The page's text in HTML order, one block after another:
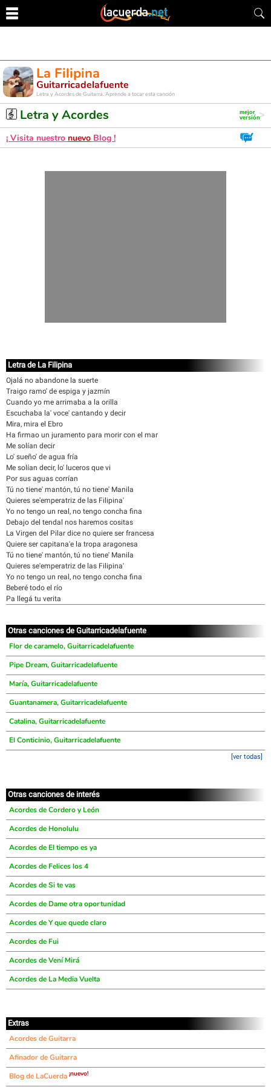
La Filipina
Guitarricadelafuente
Letra y Acordes de Guitarra. Aprende a tocar esta canción
Letra y Acordes
¡ Visita nuestro nuevo Blog !
Letra de La Filipina
Ojalá no abandone la suerte
Traigo ramo' de espiga y jazmín
Cuando yo me arrimaba a la orilla
Escuchaba la' voce' cantando y decir
Mira, mira el Ebro
Ha firmao un juramento para morir con el mar
Me solían decir
Lo' sueño' de agua fría
Me solían decir, lo' luceros que vi
Por sus aguas corrían
Tú no tiene' mantón, tú no tiene' Manila
Quieres se'emperatriz de las Filipina'
Yo no tengo un real, no tengo concha fina
Debajo del tendal nos haremos cositas
La Virgen del Pilar dice no quiere ser francesa
Quiere ser capitana'e la tropa aragonesa
Tú no tiene' mantón, tú no tiene' Manila
Quieres se'emperatriz de las Filipina'
Yo no tengo un real, no tengo concha fina
Beberé todo el río
Pa llegá tu verita
Otras canciones de Guitarricadelafuente
Flor de caramelo, Guitarricadelafuente
Pipe Dream, Guitarricadelafuente
María, Guitarricadelafuente
Guantanamera, Guitarricadelafuente
Catalina, Guitarricadelafuente
El Conticinio, Guitarricadelafuente
[ver todas]
Otras canciones de interés
Acordes de Cordero y León
Acordes de Honolulu
Acordes de El tiempo es ya
Acordes de Felices los 4
Acordes de Si te vas
Acordes de Dame otra oportunidad
Acordes de Y que quede claro
Acordes de Fui
Acordes de Vení Mirá
Acordes de La Media Vuelta
Extras
Acordes de Guitarra
Afinador de Guitarra
Blog de LaCuerda ¡nuevo!